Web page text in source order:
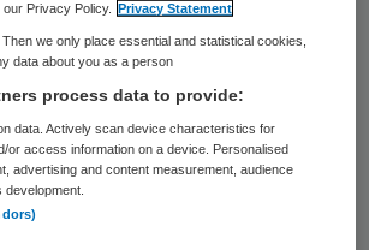
verloskundige. Bij een hoog
wordt er doorverwezen
“Uit onze studie blijkt
bij beiden even vaak een
kent”, zegt Joris van der Post,
in het AMC in
Privacy Policy.
Privacy Statement
we only place essential and statistical cookies,
data about you as a person
process data to provide:
data. Actively scan device characteristics for
or access information on a device. Personalised
advertising and content measurement, audience